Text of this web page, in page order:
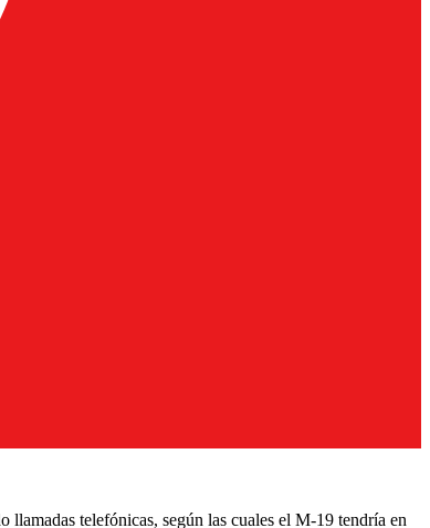
llamadas telefónicas, según las cuales el M-19 tendría en